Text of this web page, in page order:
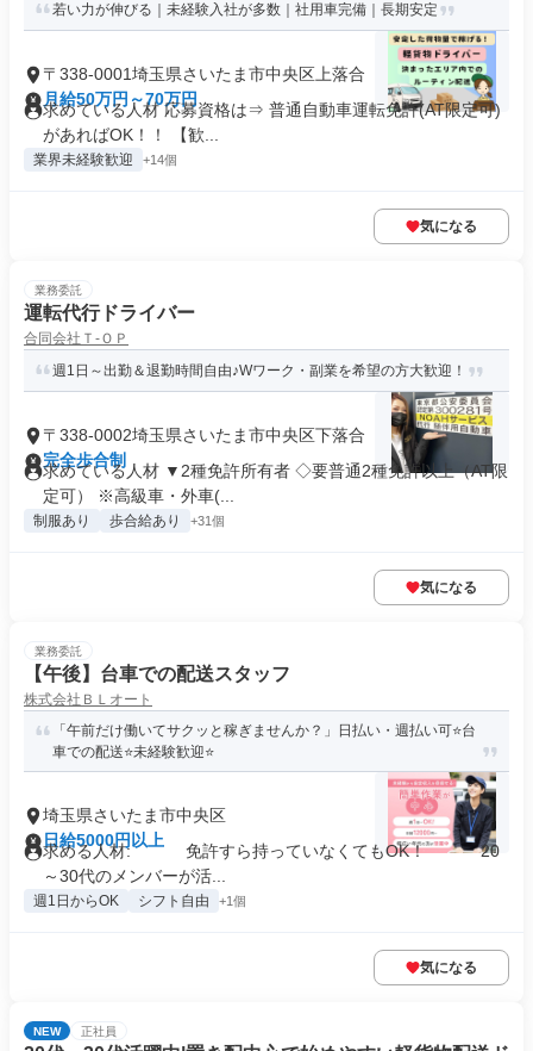
若い力が伸びる｜未経験入社が多数｜社用車完備｜長期安定
〒338-0001埼玉県さいたま市中央区上落合
月給50万円～70万円
求めている人材 応募資格は⇒ 普通自動車運転免許(AT限定可)
があればOK！！ 【歓...
業界未経験歓迎 +14個
気になる
業務委託
運転代行ドライバー
合同会社Ｔ‐ＯＰ
週1日～出勤＆退勤時間自由♪Wワーク・副業を希望の方大歓迎！
〒338-0002埼玉県さいたま市中央区下落合
完全歩合制
求めている人材 ▼2種免許所有者 ◇要普通2種免許以上（AT限
定可） ※高級車・外車(...
制服あり 歩合給あり +31個
気になる
業務委託
【午後】台車での配送スタッフ
株式会社ＢＬオート
「午前だけ働いてサクッと稼ぎませんか？」日払い・週払い可⭐️台
車での配送⭐️未経験歓迎⭐️
埼玉県さいたま市中央区
日給5000円以上
求める人材: 免許すら持っていなくてもOK！ 20
～30代のメンバーが活...
週1日からOK シフト自由 +1個
気になる
NEW 正社員